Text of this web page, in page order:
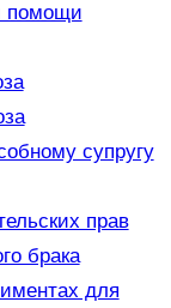
помощи
супругу
прав
брака
для